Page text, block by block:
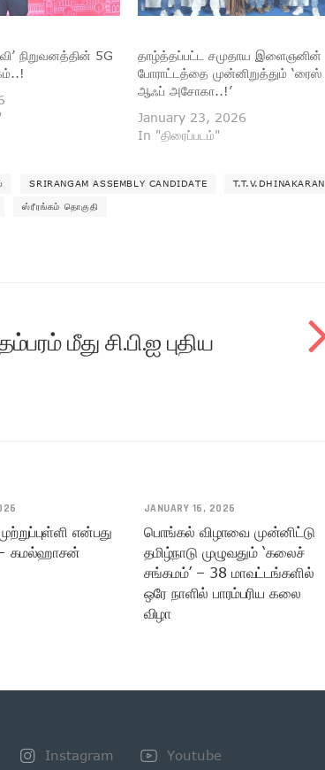
நிறுவனத்தின் 5G
தாழ்த்தப்பட்ட சமுதாய இளைஞனின்
போராட்டத்தை முன்னிறுத்தும் ‘ரைஸ்
ஆஃப் அசோகா..!’
January 23, 2026
In "திரைப்படம்"
SRIRANGAM ASSEMBLY CANDIDATE T.T.V.DHINAKARAN
ஸ்ரீரங்கம் தொகுதி
மீது சி.பி.ஐ புதிய
என்பது
– கமல்ஹாசன்
JANUARY 16, 2026
பொங்கல் விழாவை முன்னிட்டு
தமிழ்நாடு முழுவதும் ‘கலைச்
சங்கமம்’ – 38 மாவட்டங்களில்
ஒரே நாளில் பாரம்பரிய கலை
விழா
Instagram Youtube